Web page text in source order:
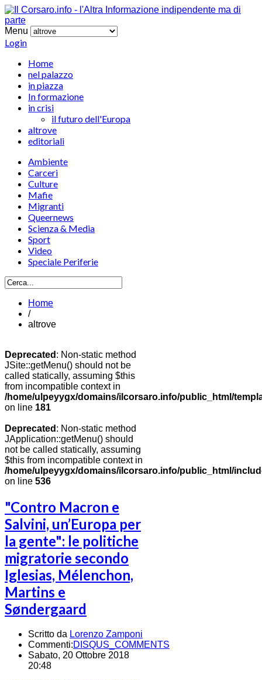
Menu
Login
Home
nel palazzo
in piazza
In formazione
in crisi
il futuro dell'Europa
altrove
editoriali
Ambiente
Carceri
Culture
Mafie
Migranti
Queernews
Scienza & Media
Sport
Video
Speciale Periferie
Home
/
altrove
Deprecated : Non-static method
JSite::getMenu() should not be
called statically, assuming $this
from incompatible context in
/home/ulpeyygx/domains/ilcorsaro.info/public_html/
on line 181
Deprecated : Non-static method
JApplication::getMenu() should
not be called statically, assuming
$this from incompatible context in
/home/ulpeyygx/domains/ilcorsaro.info/public_html/
on line 536
"Contro Macron e
Salvini, un’Europa per
la gente": le politiche
migratorie secondo
Iglesias, Mélenchon,
Martins e
Søndergaard
Scritto da Lorenzo Zamponi
Commenti:DISQUS_COMMENTS
Sabato, 20 Ottobre 2018
20:48